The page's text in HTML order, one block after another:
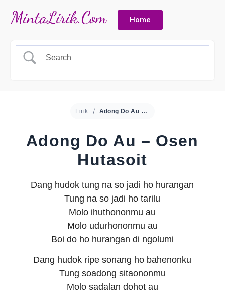
Home
Lirik Adong Do Au – Osen Hutasoit
Adong Do Au – Osen
Hutasoit
Dang hudok tung na so jadi ho hurangan
Tung na so jadi ho tarilu
Molo ihuthononmu au
Molo udurhononmu au
Boi do ho hurangan di ngolumi
Dang hudok ripe sonang ho bahenonku
Tung soadong sitaononmu
Molo sadalan dohot au